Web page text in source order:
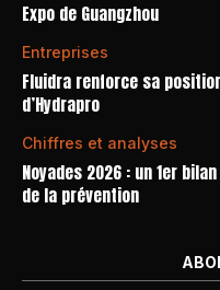
Expo de Guangzhou
Entreprises
Fluidra renforce sa
d’Hydrapro
Chiffres et analyses
Noyades 2026 : un 1er
de la prévention